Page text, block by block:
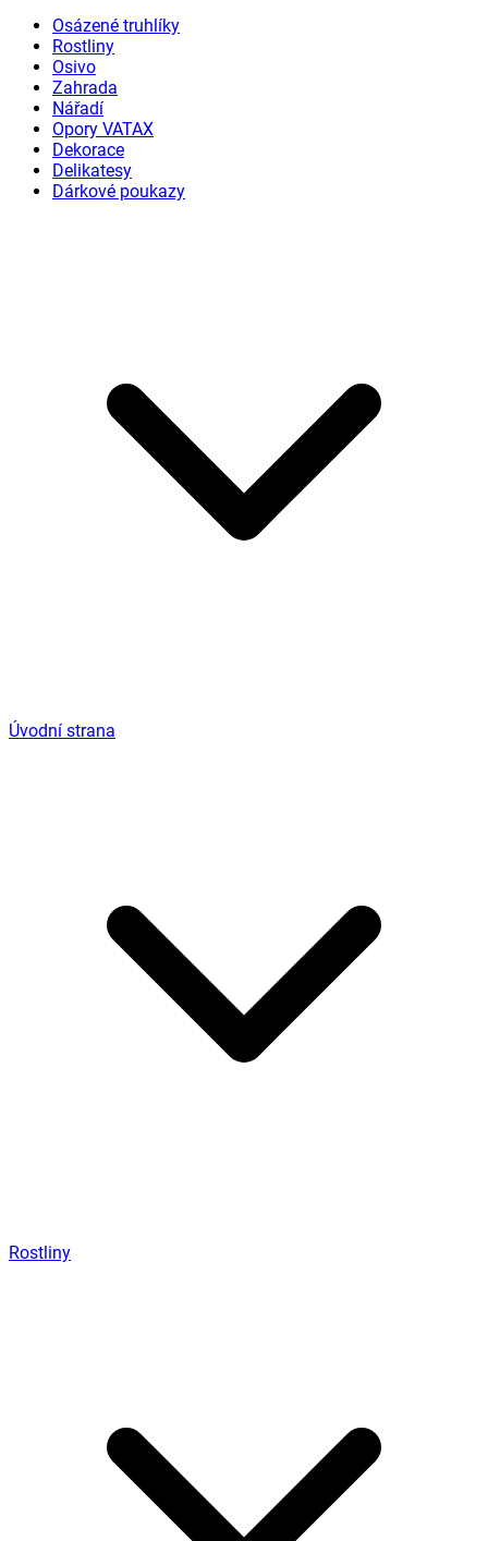
Osázené truhlíky
Rostliny
Osivo
Zahrada
Nářadí
Opory VATAX
Dekorace
Delikatesy
Dárkové poukazy
Úvodní strana
Rostliny